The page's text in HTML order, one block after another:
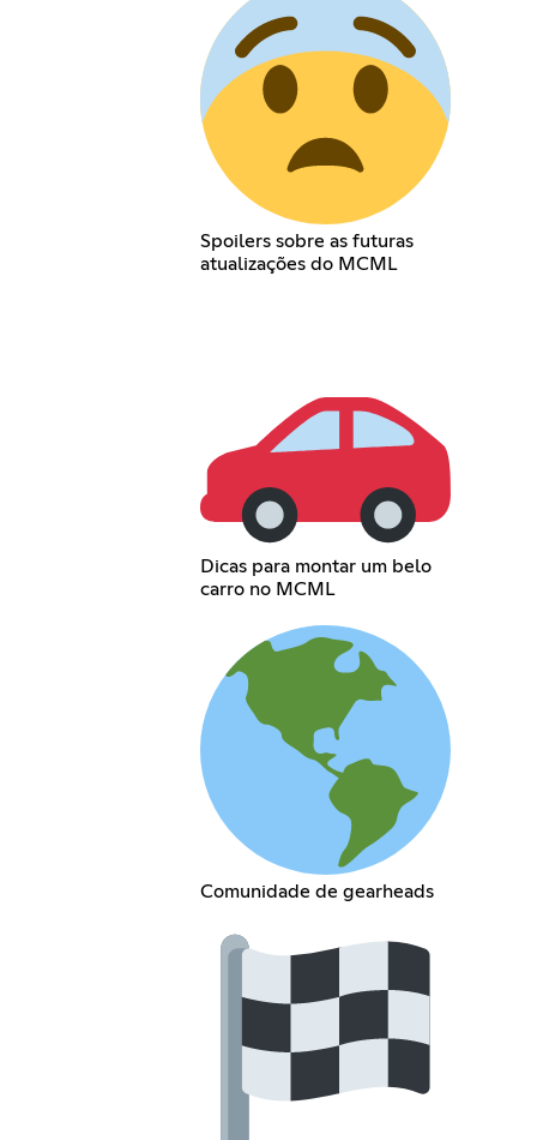
Spoilers sobre as futuras
atualizações do MCML
Dicas para montar um belo
carro no MCML
Comunidade de gearheads